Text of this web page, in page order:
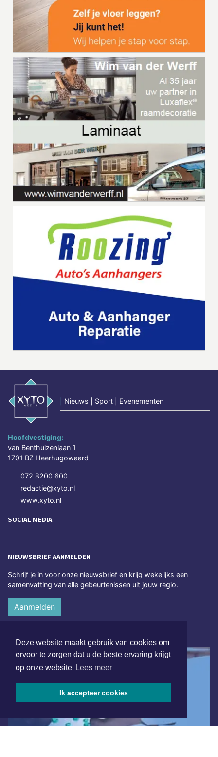
Deze website maakt gebruik van cookies om
ervoor te zorgen dat u de beste ervaring krijgt
op onze website Lees meer
Ik accepteer cookies
Nieuws | Sport | Evenementen
Hoofdvestiging:
van Benthuizenlaan 1
1701 BZ Heerhugowaard
072 8200 600
redactie@xyto.nl
www.xyto.nl
SOCIAL MEDIA
NIEUWSBRIEF AANMELDEN
Schrijf je in voor onze nieuwsbrief en krijg wekelijks een
samenvatting van alle gebeurtenissen uit jouw regio.
Aanmelden